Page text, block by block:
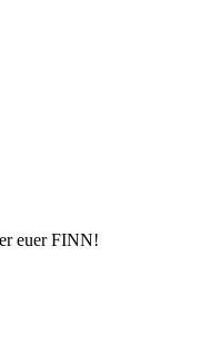
euer FINN!